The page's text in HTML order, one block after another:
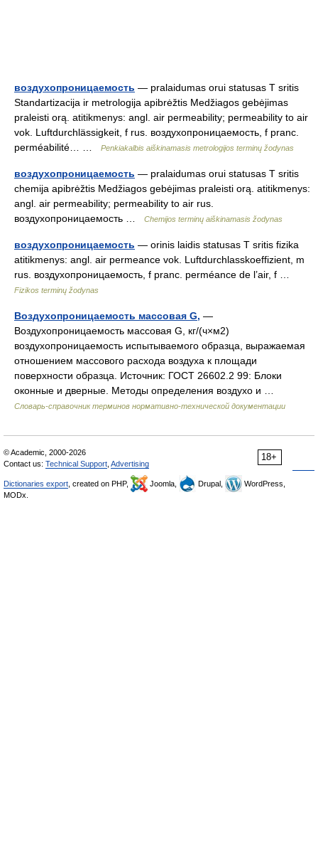
воздухопроницаемость — pralaidumas orui statusas T sritis
Standartizacija ir metrologija apibrėžtis Medžiagos gebėjimas
praleisti orą. atitikmenys: angl. air permeability; permeability to air
vok. Luftdurchlässigkeit, f rus. воздухопроницаемость, f pranc.
perméabilité… …
Penkiakalbis aiškinamasis metrologijos terminų žodynas
воздухопроницаемость — pralaidumas orui statusas T sritis
chemija apibrėžtis Medžiagos gebėjimas praleisti orą. atitikmenys:
angl. air permeability; permeability to air rus.
воздухопроницаемость …
Chemijos terminų aiškinamasis žodynas
воздухопроницаемость — orinis laidis statusas T sritis fizika
atitikmenys: angl. air permeance vok. Luftdurchlasskoeffizient, m
rus. воздухопроницаемость, f pranc. perméance de l’air, f …
Fizikos terminų žodynas
Воздухопроницаемость массовая G, —
Воздухопроницаемость массовая G, кг/(ч×м2)
воздухопроницаемость испытываемого образца, выражаемая
отношением массового расхода воздуха к площади
поверхности образца. Источник: ГОСТ 26602.2 99: Блоки
оконные и дверные. Методы определения воздухо и …
Словарь-справочник терминов нормативно-технической документации
18+
© Academic, 2000-2026
Contact us: Technical Support Advertising
Dictionaries export , created on PHP, Joomla, Drupal,
WordPress,
MODx.